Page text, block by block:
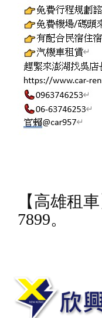
【高雄租車
7899。